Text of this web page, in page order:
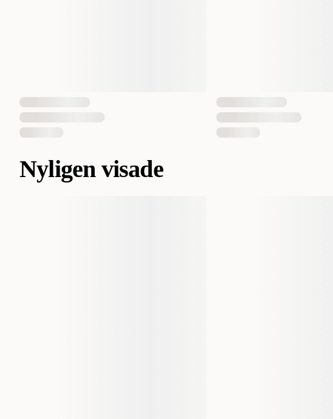
Nyligen visade